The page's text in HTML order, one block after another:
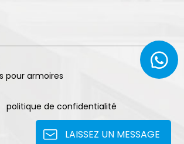
pour armoires
politique de confidentialité
LAISSEZ UN MESSAGE